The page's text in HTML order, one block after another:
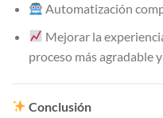
Automatización
Mejorar la
proceso más agradable
Conclusión